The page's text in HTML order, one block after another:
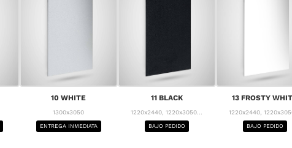
10 WHITE
1300x3050
ENTREGA INMEDIATA
11 BLACK
1220x2440, 1220x3050...
BAJO PEDIDO
13 FROSTY
1220x2440,
BAJO PEDIDO